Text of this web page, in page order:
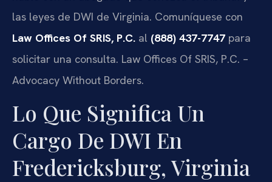
las leyes de DWI de Virginia. Comuníquese con
Law Offices Of SRIS, P.C. al (888) 437-7747 para
solicitar una consulta. Law Offices Of SRIS, P.C. –
Advocacy Without Borders.
Lo Que Significa Un
Cargo De DWI En
Fredericksburg, Virginia